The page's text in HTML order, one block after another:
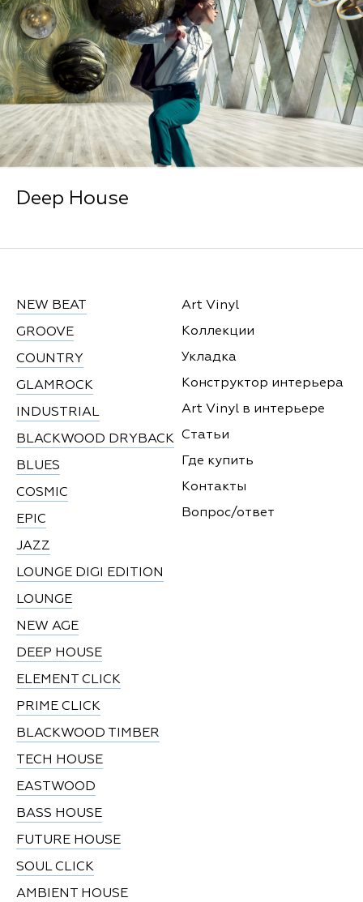
Deep House
NEW BEAT
GROOVE
COUNTRY
GLAMROCK
INDUSTRIAL
BLACKWOOD DRYBACK
BLUES
COSMIC
EPIC
JAZZ
LOUNGE DIGI EDITION
LOUNGE
NEW AGE
DEEP HOUSE
ELEMENT CLICK
PRIME CLICK
BLACKWOOD TIMBER
TECH HOUSE
EASTWOOD
BASS HOUSE
FUTURE HOUSE
SOUL CLICK
AMBIENT HOUSE
Art Vinyl
Коллекции
Укладка
Конструктор интерьера
Art Vinyl в интерьере
Статьи
Где купить
Контакты
Вопрос/ответ